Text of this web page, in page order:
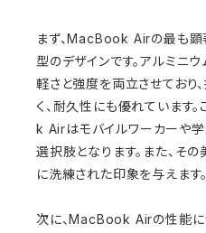
まず、MacBook Airの最も
型のデザインです。アルミニ
軽さと強度を両立させており
く、耐久性にも優れています
k Airはモバイルワーカーや学
選択肢となります。また、そ
に洗練された印象を与えます。
次に、MacBook Airの性能